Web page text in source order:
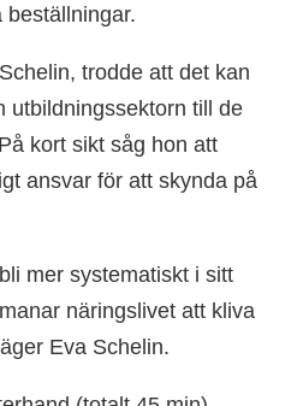
beställningar.
trodde att det kan
utbildningssektorn till de
kort sikt såg hon att
ansvar för att skynda på
mer systematiskt i sitt
näringslivet att kliva
Eva Schelin.